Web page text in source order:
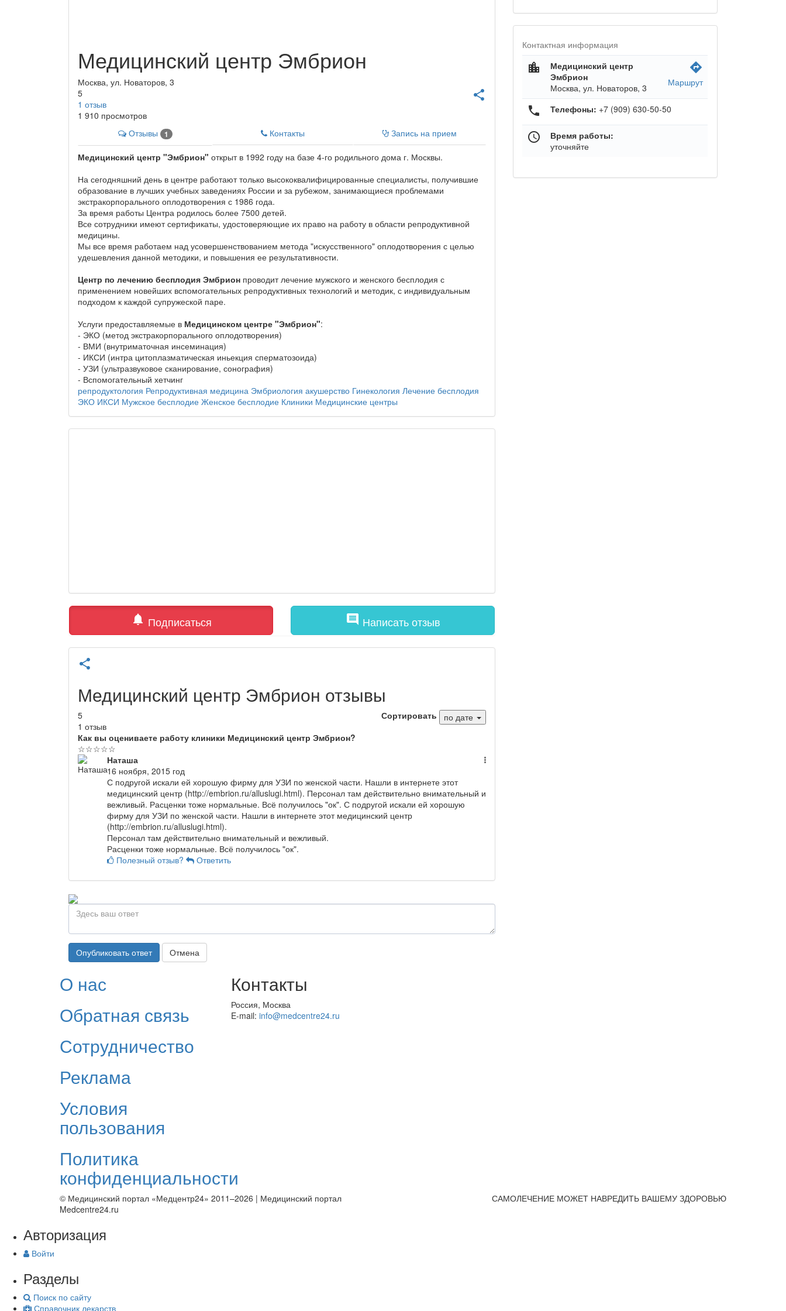
Медицинский центр Эмбрион
Москва, ул. Новаторов, 3
share
5
1 отзыв
1 910 просмотров
Отзывы
1 Контакты Запись на прием
Медицинский центр "Эмбрион" открыт в 1992 году на базе 4-го родильного дома г. Москвы.
На сегодняшний день в центре работают только высококвалифицированные специалисты, получившие
образование в лучших учебных заведениях России и за рубежом, занимающиеся проблемами
экстракорпорального оплодотворения с 1986 года.
За время работы Центра родилось более 7500 детей.
Все сотрудники имеют сертификаты, удостоверяющие их право на работу в области репродуктивной
медицины.
Мы все время работаем над усовершенствованием метода "искусственного" оплодотворения с целью
удешевления данной методики, и повышения ее результативности.
Центр по лечению бесплодия Эмбрион проводит лечение мужского и женского бесплодия с
применением новейших вспомогательных репродуктивных технологий и методик, с индивидуальным
подходом к каждой супружеской паре.
Услуги предоставляемые в Медицинском центре "Эмбрион":
- ЭКО (метод экстракорпорального оплодотворения)
- ВМИ (внутриматочная инсеминация)
- ИКСИ (интра цитоплазматическая иньекция сперматозоида)
- УЗИ (ультразвуковое сканирование, сонография)
- Вспомогательный хетчинг
репродуктология Репродуктивная медицина Эмбриология акушерство Гинекология Лечение бесплодия
ЭКО ИКСИ Мужское бесплодие Женское бесплодие Клиники Медицинские центры
notifications Подписаться comment Написать отзыв
share
Медицинский центр Эмбрион отзывы
5
1 отзыв
Сортировать
по дате
Как вы оцениваете работу клиники Медицинский центр Эмбрион?
☆☆☆☆☆
Наташа
16 ноября, 2015 год
С подругой искали ей хорошую фирму для УЗИ по женской части. Нашли в интернете этот
медицинский центр (http://embrion.ru/alluslugi.html). Персонал там действительно внимательный и
вежливый. Расценки тоже нормальные. Всё получилось "ок". С подругой искали ей хорошую
фирму для УЗИ по женской части. Нашли в интернете этот медицинский центр
(http://embrion.ru/alluslugi.html).
Персонал там действительно внимательный и вежливый.
Расценки тоже нормальные. Всё получилось "ок".
Полезный отзыв?
Ответить
Опубликовать ответ Отмена
Контактная информация
location_city
Медицинский центр
Эмбрион
Москва, ул. Новаторов, 3
directions
Маршрут
phone Телефоны: +7 (909) 630-50-50
schedule
Время работы:
уточняйте
О нас
Обратная связь
Сотрудничество
Реклама
Условия
пользования
Политика
конфиденциальности
Контакты
Россия, Москва
E-mail: info@medcentre24.ru
© Медицинский портал «Медцентр24» 2011–2026 | Медицинский портал
Medcentre24.ru
САМОЛЕЧЕНИЕ МОЖЕТ НАВРЕДИТЬ ВАШЕМУ ЗДОРОВЬЮ
Авторизация
Войти
Разделы
Поиск по сайту
Справочник лекарств